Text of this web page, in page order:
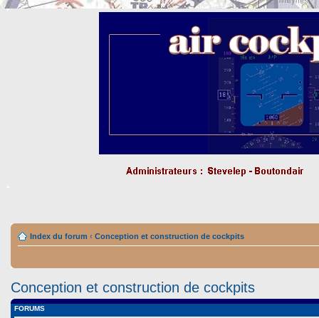
Index du forum ‹ Conception et construction de cockpits
Conception et construction de cockpits
FORUMS